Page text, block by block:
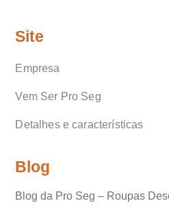
Site
Empresa
Vem Ser Pro Seg
Detalhes e características
Blog
Blog da Pro Seg – Roupas